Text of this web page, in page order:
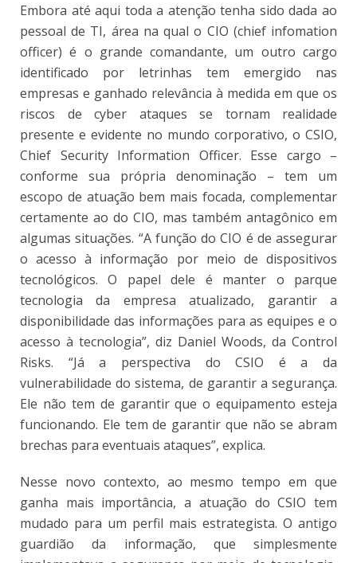
Embora até aqui toda a atenção tenha sido dada ao
pessoal de TI, área na qual o CIO (chief infomation
officer) é o grande comandante, um outro cargo
identificado por letrinhas tem emergido nas
empresas e ganhado relevância à medida em que os
riscos de cyber ataques se tornam realidade
presente e evidente no mundo corporativo, o CSIO,
Chief Security Information Officer. Esse cargo –
conforme sua própria denominação – tem um
escopo de atuação bem mais focada, complementar
certamente ao do CIO, mas também antagônico em
algumas situações. “A função do CIO é de assegurar
o acesso à informação por meio de dispositivos
tecnológicos. O papel dele é manter o parque
tecnologia da empresa atualizado, garantir a
disponibilidade das informações para as equipes e o
acesso à tecnologia”, diz Daniel Woods, da Control
Risks. “Já a perspectiva do CSIO é a da
vulnerabilidade do sistema, de garantir a segurança.
Ele não tem de garantir que o equipamento esteja
funcionando. Ele tem de garantir que não se abram
brechas para eventuais ataques”, explica.
Nesse novo contexto, ao mesmo tempo em que
ganha mais importância, a atuação do CSIO tem
mudado para um perfil mais estrategista. O antigo
guardião da informação, que simplesmente